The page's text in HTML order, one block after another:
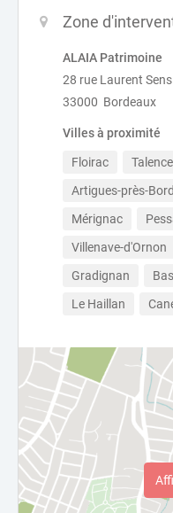
Zone
ALAIA Patrimoine
28 rue Laurent Sens
33000 Bordeaux
Villes à proximité
Floirac Talence
Artigues-près-
Mérignac
Villenave-d'Ornon
Gradignan
Le Haillan